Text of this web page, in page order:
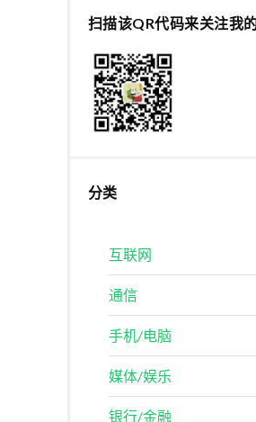
扫描该QR代码来关注我
分类
互联网
通信
手机/电脑
媒体/娱乐
银行/金融